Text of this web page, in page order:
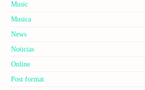
Music
Musica
News
Noticias
Online
Post format